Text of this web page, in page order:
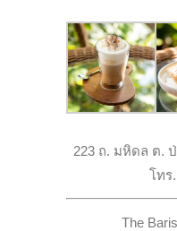
223 ถ. มหิดล ต.
โทร
The